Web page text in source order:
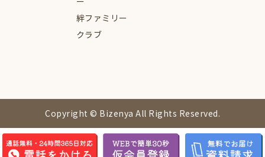
絆ファミリー
クラブ
Copyright © Bizenya All Rights Reserved.